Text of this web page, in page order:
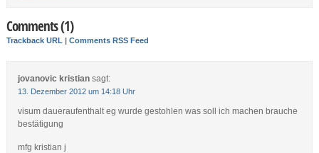
Comments (1)
Trackback URL | Comments RSS Feed
jovanovic kristian sagt:
13. Dezember 2012 um 14:18 Uhr
visum daueraufenthalt eg wurde gestohlen was soll ich machen brauche
bestätigung
mfg kristian j